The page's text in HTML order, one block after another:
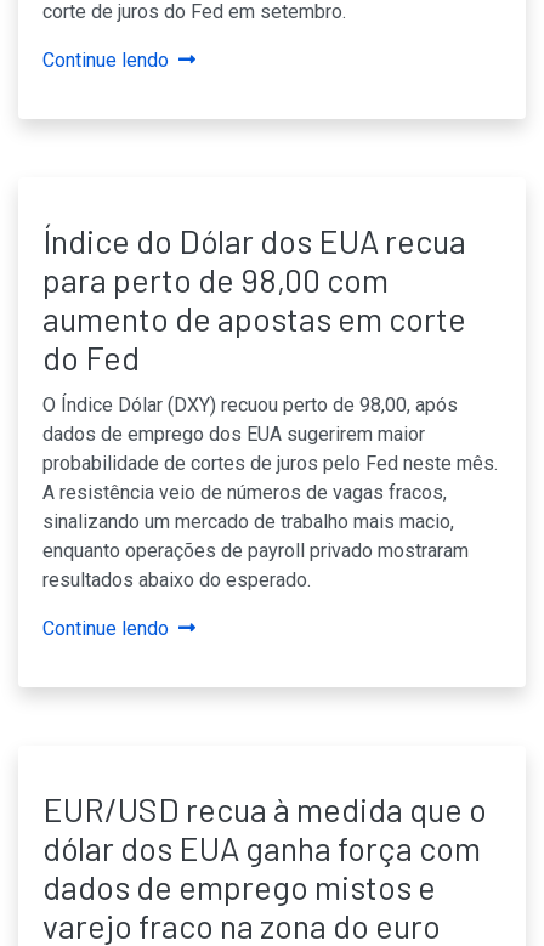
corte de juros do Fed em setembro.
Continue lendo
Índice do Dólar dos EUA recua
para perto de 98,00 com
aumento de apostas em corte
do Fed
O Índice Dólar (DXY) recuou perto de 98,00, após
dados de emprego dos EUA sugerirem maior
probabilidade de cortes de juros pelo Fed neste mês.
A resistência veio de números de vagas fracos,
sinalizando um mercado de trabalho mais macio,
enquanto operações de payroll privado mostraram
resultados abaixo do esperado.
Continue lendo
EUR/USD recua à medida que o
dólar dos EUA ganha força com
dados de emprego mistos e
varejo fraco na zona do euro